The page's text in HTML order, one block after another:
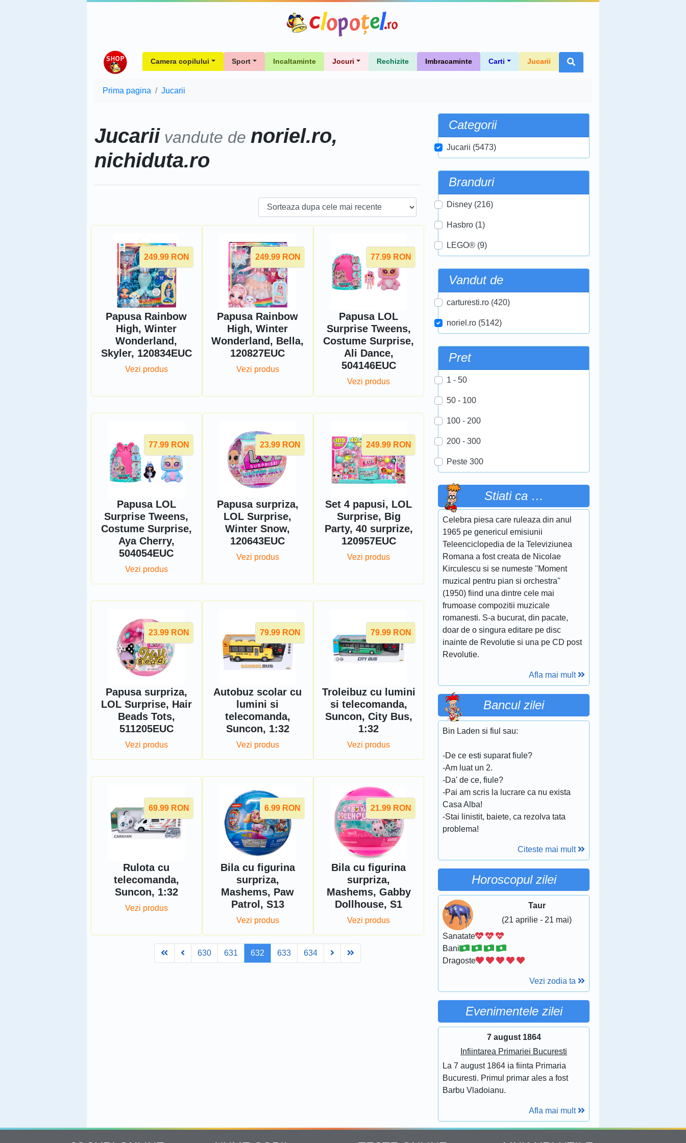
Camera copilului Sport Incaltaminte Jocuri Rechizite Imbracaminte Carti Jucarii
Prima pagina Jucarii
Jucarii vandute de noriel.ro,
nichiduta.ro
249.99 RON
Papusa Rainbow
High, Winter
Wonderland,
Skyler, 120834EUC
Vezi produs
249.99 RON
Papusa Rainbow
High, Winter
Wonderland, Bella,
120827EUC
Vezi produs
77.99 RON
Papusa LOL
Surprise Tweens,
Costume Surprise,
Ali Dance,
504146EUC
Vezi produs
77.99 RON
Papusa LOL
Surprise Tweens,
Costume Surprise,
Aya Cherry,
504054EUC
Vezi produs
23.99 RON
Papusa surpriza,
LOL Surprise,
Winter Snow,
120643EUC
Vezi produs
249.99 RON
Set 4 papusi, LOL
Surprise, Big
Party, 40 surprize,
120957EUC
Vezi produs
23.99 RON
Papusa surpriza,
LOL Surprise, Hair
Beads Tots,
511205EUC
Vezi produs
79.99 RON
Autobuz scolar cu
lumini si
telecomanda,
Suncon, 1:32
Vezi produs
79.99 RON
Troleibuz cu lumini
si telecomanda,
Suncon, City Bus,
1:32
Vezi produs
69.99 RON
Rulota cu
telecomanda,
Suncon, 1:32
Vezi produs
6.99 RON
Bila cu figurina
surpriza,
Mashems, Paw
Patrol, S13
Vezi produs
21.99 RON
Bila cu figurina
surpriza,
Mashems, Gabby
Dollhouse, S1
Vezi produs
FirstPrev630 631 632 633 634 Next
Categorii
Jucarii (5473)
Branduri
Disney (216)
Hasbro (1)
LEGO® (9)
Vandut de
carturesti.ro (420)
noriel.ro (5142)
Pret
1 - 50
50 - 100
100 - 200
200 - 300
Peste 300
Stiati ca …
Celebra piesa care ruleaza din anul
1965 pe genericul emisiunii
Teleenciclopedia de la Televiziunea
Romana a fost creata de Nicolae
Kirculescu si se numeste ''Moment
muzical pentru pian si orchestra''
(1950) fiind una dintre cele mai
frumoase compozitii muzicale
romanesti. S-a bucurat, din pacate,
doar de o singura editare pe disc
inainte de Revolutie si una pe CD post
Revolutie.
Afla mai mult
Bancul zilei
Bin Laden si fiul sau:
-De ce esti suparat fiule?
-Am luat un 2.
-Da' de ce, fiule?
-Pai am scris la lucrare ca nu exista
Casa Alba!
-Stai linistit, baiete, ca rezolva tata
problema!
Citeste mai mult
Horoscopul zilei
Taur
(21 aprilie - 21 mai)
Sanatate
Bani
Dragoste
Vezi zodia ta
Evenimentele zilei
7 august 1864
Infiintarea Primariei Bucuresti
La 7 august 1864 ia fiinta Primaria
Bucuresti. Primul primar ales a fost
Barbu Vladoianu.
Afla mai mult